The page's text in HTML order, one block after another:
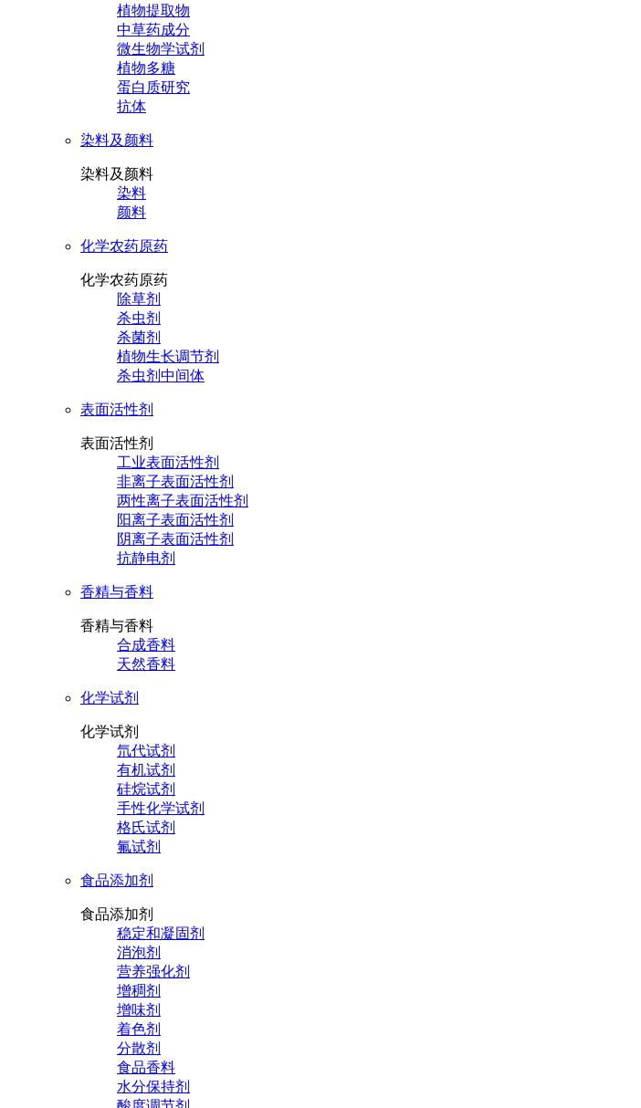
植物提取物
中草药成分
微生物学试剂
植物多糖
蛋白质研究
抗体
染料及颜料
染料及颜料
染料
颜料
化学农药原药
化学农药原药
除草剂
杀虫剂
杀菌剂
植物生长调节剂
杀虫剂中间体
表面活性剂
表面活性剂
工业表面活性剂
非离子表面活性剂
两性离子表面活性剂
阳离子表面活性剂
阴离子表面活性剂
抗静电剂
香精与香料
香精与香料
合成香料
天然香料
化学试剂
化学试剂
氘代试剂
有机试剂
硅烷试剂
手性化学试剂
格氏试剂
氟试剂
食品添加剂
食品添加剂
稳定和凝固剂
消泡剂
营养强化剂
增稠剂
增味剂
着色剂
分散剂
食品香料
水分保持剂